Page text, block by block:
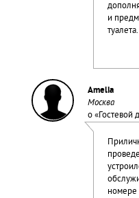
и
туалета.
Amelia
Москва
о «Гостевой
номере